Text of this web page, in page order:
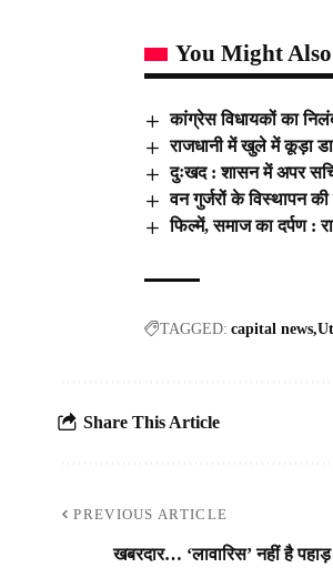
You Might
कांग्रेस विधायकों का
राजधानी में खुले में कूड़ा
दुःखद : शासन में अपर
वन गुर्जरों के विस्थापन की
फिल्में, समाज का दर्पण :
TAGGED: capital news
Share This Article
PREVIOUS ARTICLE
खबरदार… ‘लावारिस’ नहीं है पहाड़